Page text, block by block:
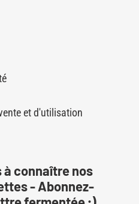
et d'utilisation
à connaître nos
- Abonnez-